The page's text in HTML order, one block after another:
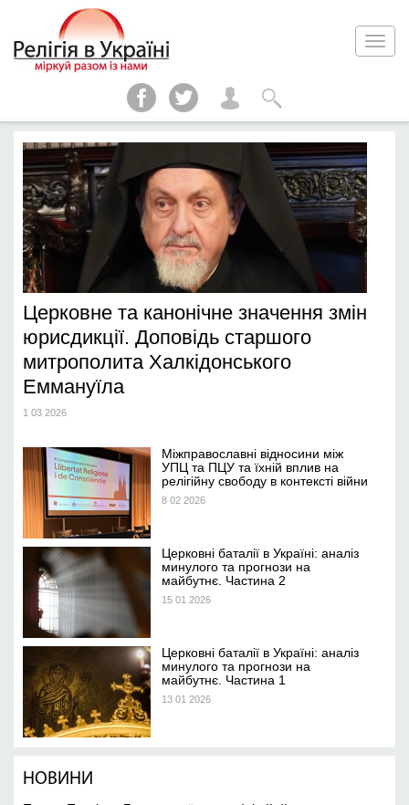
Церковне та канонічне значення змін
юрисдикції. Доповідь старшого
митрополита Халкідонського
Еммануїла
1 03 2026
Міжправославні відносини між
УПЦ та ПЦУ та їхній вплив на
релігійну свободу в контексті війни
8 02 2026
Церковні баталії в Україні: аналіз
минулого та прогнози на
майбутнє. Частина 2
15 01 2026
Церковні баталії в Україні: аналіз
минулого та прогнози на
майбутнє. Частина 1
13 01 2026
НОВИНИ